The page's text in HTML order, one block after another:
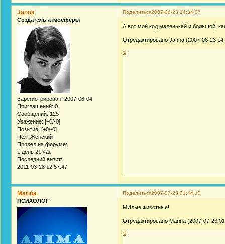
Поделиться2007-06-23 14:34:27
Janna
Создатель атмосферы
Зарегистрирован: 2007-06-04
Приглашений: 0
Сообщений: 125
Уважение: [+0/-0]
Позитив: [+0/-0]
Пол: Женский
Провел на форуме:
1 день 21 час
Последний визит:
2011-03-28 12:57:47
А вот мой код маленькай и большой,
Отредактировано Janna (2007-06-23
0
Поделиться2007-07-23 01:44:13
Marina
ПСИХОЛОГ
МИлые животные!
Отредактировано Marina (2007-07-23
0